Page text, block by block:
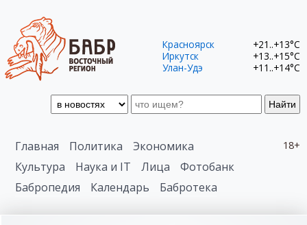
Найти
Красноярск
+21..+13°C
Иркутск
+13..+15°C
Улан-Удэ
+11..+14°C
18+
Главная Политика
Экономика
Культура
Наука и IT Лица
Фотобанк
Бабропедия
Календарь Бабротека